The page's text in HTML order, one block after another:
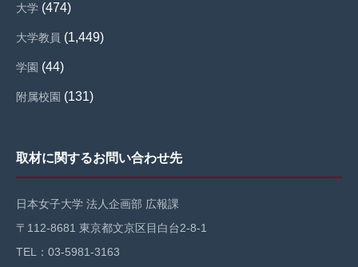
大学 (474)
大学教員 (1,449)
学園 (44)
附属校園 (131)
取材に関するお問い合わせ先
日本女子大学 法人企画部 広報課
〒112-8681 東京都文京区目白台2-8-1
TEL：03-5981-3163